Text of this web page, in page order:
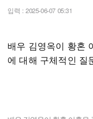
입력 : 2025-06-07 05:31
배우 김영옥이 황혼
에 대해 구체적인 질